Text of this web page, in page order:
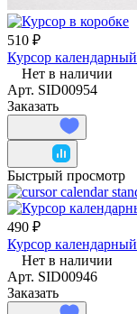
510 ₽
Курсор
Нет в наличии
Арт. SID00954
Заказать
Быстрый просмотр
490 ₽
Курсор
Нет в наличии
Арт. SID00946
Заказать